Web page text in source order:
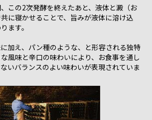
この2次発酵を終えたあと、液体と澱（お
に寝かせることで、旨みが液体に溶け込
ます。
加え、パン種のような、と形容される独特
風味と辛口の味わいにより、お食事を通し
いバランスのよい味わいが表現されていま